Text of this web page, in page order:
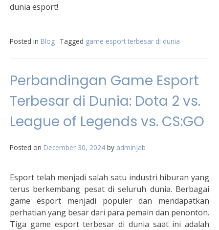
dunia esport!
Posted in Blog Tagged game esport terbesar di dunia
Perbandingan Game Esport
Terbesar di Dunia: Dota 2 vs.
League of Legends vs. CS:GO
Posted on December 30, 2024 by adminjab
Esport telah menjadi salah satu industri hiburan yang
terus berkembang pesat di seluruh dunia. Berbagai
game esport menjadi populer dan mendapatkan
perhatian yang besar dari para pemain dan penonton.
Tiga game esport terbesar di dunia saat ini adalah